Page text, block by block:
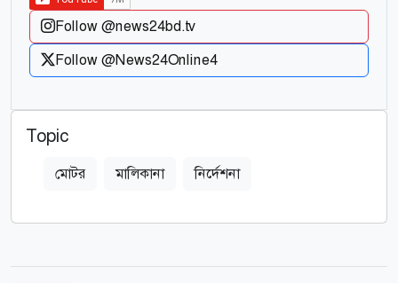
Follow @news24bd.tv
Follow @News24Online4
Topic
মোটর মালিকানা নির্দেশনা